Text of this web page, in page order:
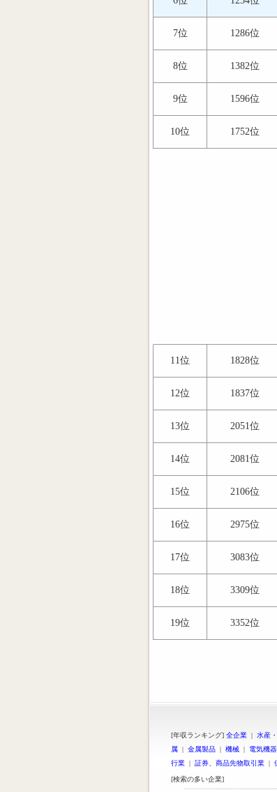
7位 1286位
8位 1382位
9位 1596位
10位 1752位
11位 1828位
12位 1837位
13位 2051位
14位 2081位
15位 2106位
16位 2975位
17位 3083位
18位 3309位
19位 3352位
[年収ランキング] 全企業 | 水産
属 | 金属製品 | 機械 | 電気機器
行業 | 証券、商品先物取引業 |
[検索の多い企業]